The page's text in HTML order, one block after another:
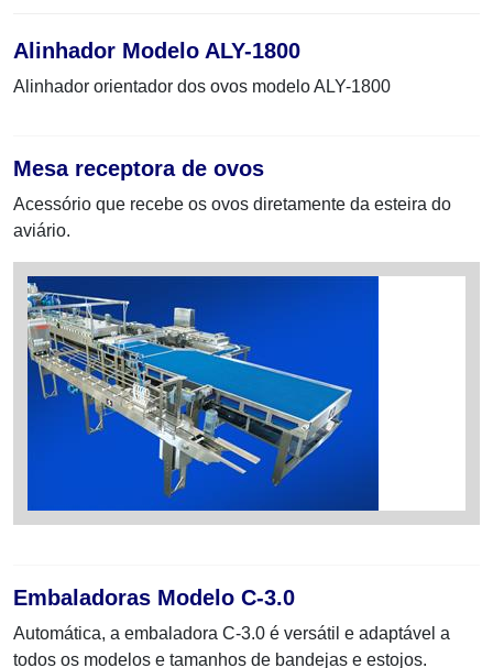
Alinhador Modelo ALY-1800
Alinhador orientador dos ovos modelo ALY-1800
Mesa receptora de ovos
Acessório que recebe os ovos diretamente da esteira do
aviário.
Embaladoras Modelo C-3.0
Automática, a embaladora C-3.0 é versátil e adaptável a
todos os modelos e tamanhos de bandejas e estojos.